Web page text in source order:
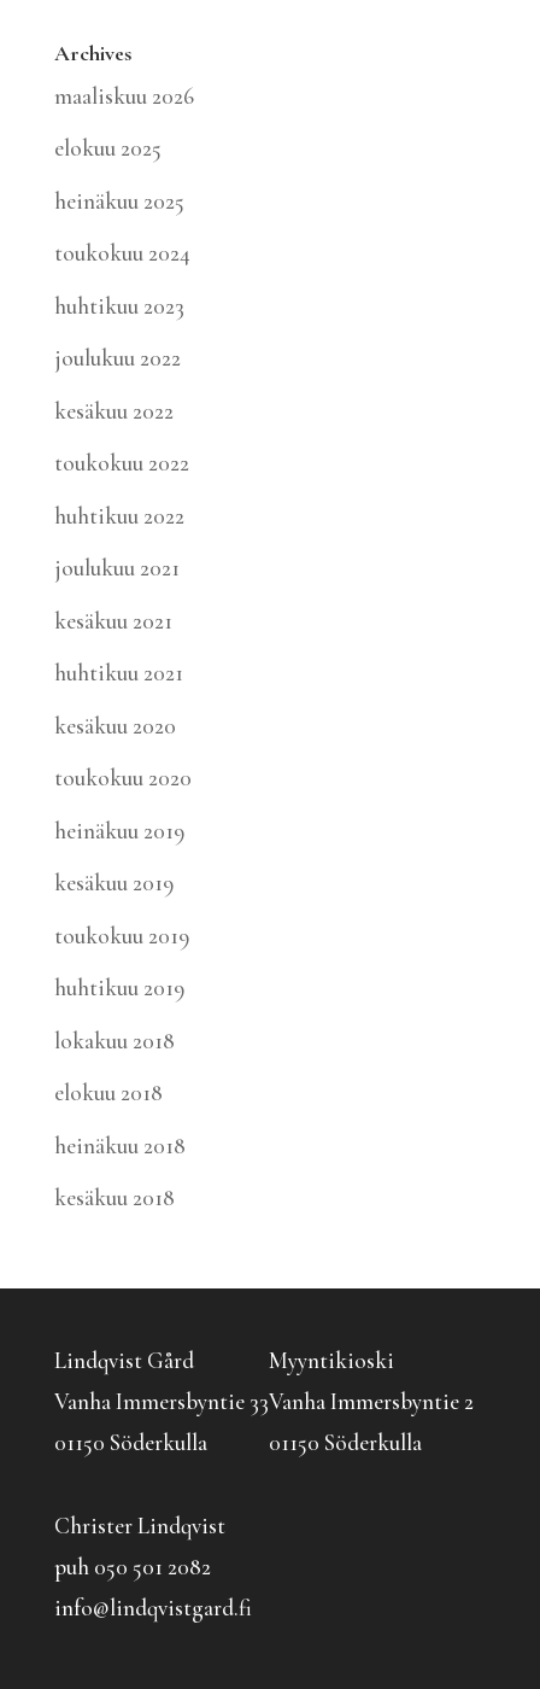
Archives
maaliskuu 2026
elokuu 2025
heinäkuu 2025
toukokuu 2024
huhtikuu 2023
joulukuu 2022
kesäkuu 2022
toukokuu 2022
huhtikuu 2022
joulukuu 2021
kesäkuu 2021
huhtikuu 2021
kesäkuu 2020
toukokuu 2020
heinäkuu 2019
kesäkuu 2019
toukokuu 2019
huhtikuu 2019
lokakuu 2018
elokuu 2018
heinäkuu 2018
kesäkuu 2018
Lindqvist Gård
Vanha Immersbyntie 33
01150 Söderkulla
Myyntikioski
Vanha Immersbyntie 2
01150 Söderkulla
Christer Lindqvist
puh 050 501 2082
info@lindqvistgard.fi